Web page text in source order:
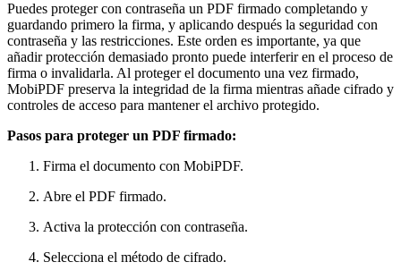
Puedes proteger con contraseña un PDF firmado completando y
guardando primero la firma, y aplicando después la seguridad con
contraseña y las restricciones. Este orden es importante, ya que
añadir protección demasiado pronto puede interferir en el proceso de
firma o invalidarla. Al proteger el documento una vez firmado,
MobiPDF preserva la integridad de la firma mientras añade cifrado y
controles de acceso para mantener el archivo protegido.
Pasos para proteger un PDF firmado:
Firma el documento con MobiPDF.
Abre el PDF firmado.
Activa la protección con contraseña.
Selecciona el método de cifrado.